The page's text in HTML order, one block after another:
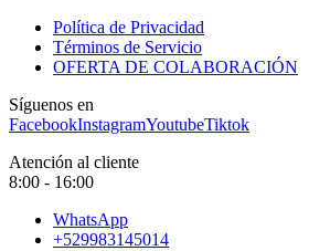
Política de Privacidad
Términos de Servicio
OFERTA DE COLABORACIÓN
Síguenos en
FacebookInstagramYoutubeTiktok
Atención al cliente
8:00 - 16:00
WhatsApp
+529983145014